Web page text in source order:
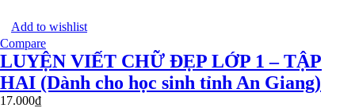
Add to wishlist
Compare
LUYỆN VIẾT CHỮ ĐẸP LỚP 1 – TẬP
HAI (Dành cho học sinh tỉnh An Giang)
17.000₫